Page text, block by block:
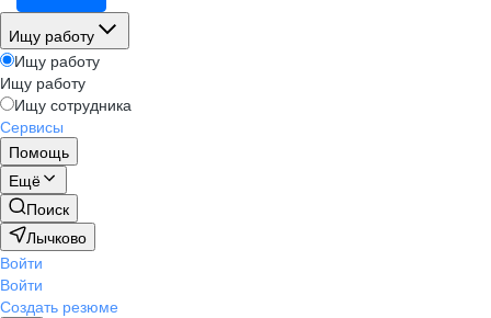
Ищу работу
Ищу работу
Ищу работу
Ищу сотрудника
Сервисы
Помощь
Ещё
Поиск
Лычково
Войти
Войти
Создать резюме